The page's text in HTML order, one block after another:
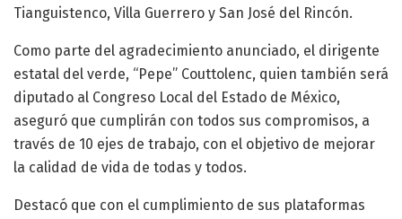
Tianguistenco, Villa Guerrero y San José del Rincón.
Como parte del agradecimiento anunciado, el dirigente
estatal del verde, “Pepe” Couttolenc, quien también será
diputado al Congreso Local del Estado de México,
aseguró que cumplirán con todos sus compromisos, a
través de 10 ejes de trabajo, con el objetivo de mejorar
la calidad de vida de todas y todos.
Destacó que con el cumplimiento de sus plataformas